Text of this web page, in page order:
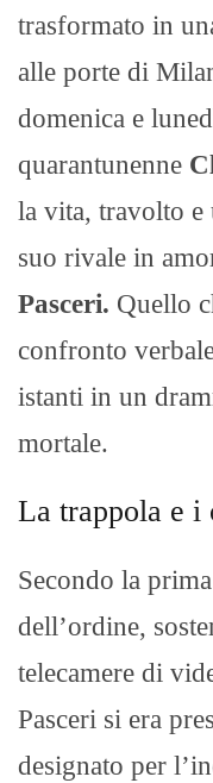
trasformato in
alle porte di
domenica e
quarantunenne
la vita, travolto e
suo rivale in
Pasceri. Quello
confronto
istanti in un
mortale.
La trappola e i
Secondo la
dell’ordine,
telecamere di
Pasceri si era
designato per